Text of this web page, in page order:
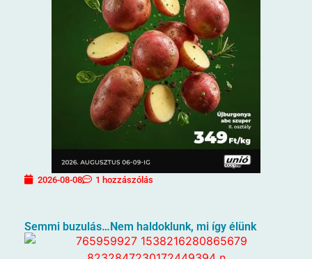
2026-08-08 1 hozzászólás
Semmi buzulás…Nem haldoklunk, mi így élünk